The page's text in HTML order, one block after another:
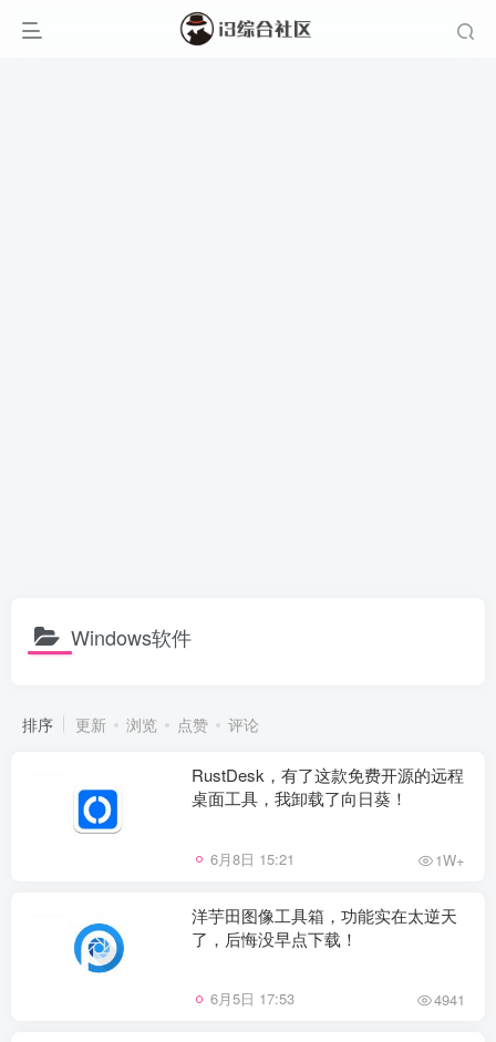
Windows软件
排序 更新 浏览 点赞 评论
RustDesk，有了这款免费开源的远程
桌面工具，我卸载了向日葵！
6月8日 15:21 1W+
洋芋田图像工具箱，功能实在太逆天
了，后悔没早点下载！
6月5日 17:53 4941